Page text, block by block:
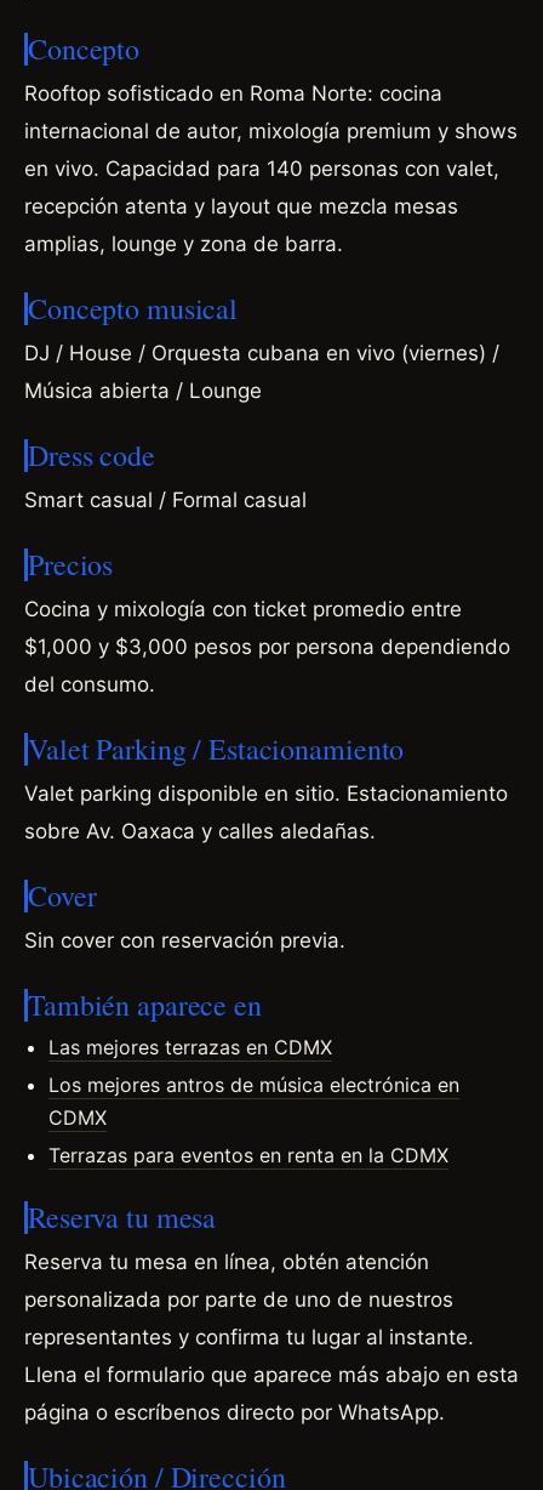
Concepto
Rooftop sofisticado en Roma Norte: cocina
internacional de autor, mixología premium y shows
en vivo. Capacidad para 140 personas con valet,
recepción atenta y layout que mezcla mesas
amplias, lounge y zona de barra.
Concepto musical
DJ / House / Orquesta cubana en vivo (viernes) /
Música abierta / Lounge
Dress code
Smart casual / Formal casual
Precios
Cocina y mixología con ticket promedio entre
$1,000 y $3,000 pesos por persona dependiendo
del consumo.
Valet Parking / Estacionamiento
Valet parking disponible en sitio. Estacionamiento
sobre Av. Oaxaca y calles aledañas.
Cover
Sin cover con reservación previa.
También aparece en
Las mejores terrazas en CDMX
Los mejores antros de música electrónica en
CDMX
Terrazas para eventos en renta en la CDMX
Reserva tu mesa
Reserva tu mesa en línea, obtén atención
personalizada por parte de uno de nuestros
representantes y confirma tu lugar al instante.
Llena el formulario que aparece más abajo en esta
página o escríbenos directo por WhatsApp.
Ubicación / Dirección